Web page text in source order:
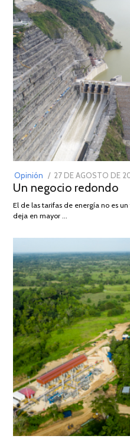
Opinión
POSTED
ON
27 DE AGOSTO DE
Un negocio redondo
El de las tarifas de energía no es
deja en mayor …